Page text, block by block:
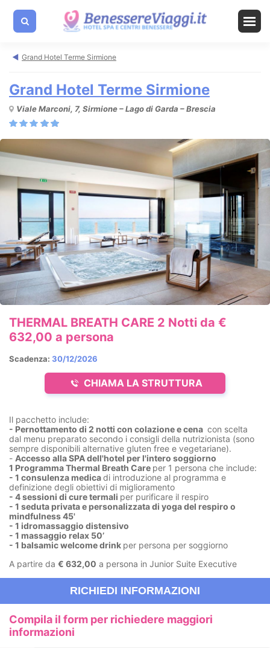
Grand Hotel Terme Sirmione
Grand Hotel Terme Sirmione
Viale Marconi, 7, Sirmione – Lago di Garda – Brescia
CHIAMA LA STRUTTURA
Scadenza: 30/12/2026
THERMAL BREATH CARE 2 Notti da €
632,00 a persona
Il pacchetto include:
- Pernottamento di 2 notti con colazione e cena con scelta
dal menu preparato secondo i consigli della nutrizionista (sono
sempre disponibili alternative gluten free e vegetariane).
- Accesso alla SPA dell'hotel per l'intero soggiorno
1 Programma Thermal Breath Care per 1 persona che include:
- 1 consulenza medicadi introduzione al programma e
definizione degli obiettivi di miglioramento
- 4 sessioni di cure termali per purificare il respiro
- 1 seduta privata e personalizzata di yoga del respiro o
mindfulness 45'
- 1 idromassaggio distensivo
- 1 massaggio relax 50’
- 1 balsamic welcome drink per persona per soggiorno
A partire da € 632,00 a persona in Junior Suite Executive
RICHIEDI INFORMAZIONI
Compila il form per richiedere maggiori
informazioni